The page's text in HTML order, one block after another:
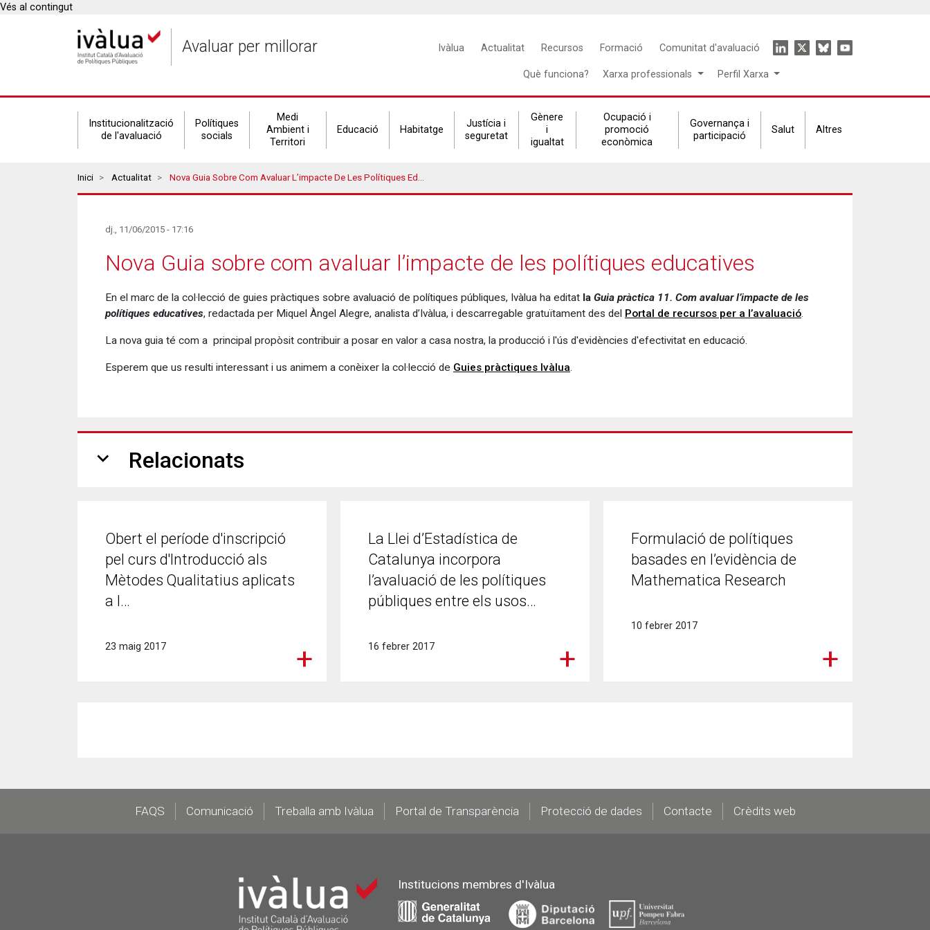
Vés al contingut
Avaluar per millorar
Main
navigation
Ivàlua Actualitat Recursos Formació Comunitat d'avaluació
Icon
menu
Què funciona? Xarxa professionals Perfil Xarxa
Secondary
navigation
Institucionalització
de l'avaluació
Polítiques
socials
Medi
Ambient i
Territori
Educació Habitatge
Justícia i
seguretat
Gènere
i
igualtat
Ocupació i
promoció
econòmica
Governança i
participació
Salut Altres
Breadcrumbs
Inici Actualitat Nova Guia Sobre Com Avaluar L’impacte De Les Polítiques Educatives
dj., 11/06/2015 - 17:16
Nova Guia sobre com avaluar l’impacte de les polítiques educatives
En el marc de la col·lecció de guies pràctiques sobre avaluació de polítiques públiques, Ivàlua ha editat la Guia pràctica 11. Com avaluar l’impacte de les
polítiques educatives, redactada per Miquel Àngel Alegre, analista d’Ivàlua, i descarregable gratuïtament des del Portal de recursos per a l’avaluació.
La nova guia té com a principal propòsit contribuir a posar en valor a casa nostra, la producció i l'ús d'evidències d'efectivitat en educació.
Esperem que us resulti interessant i us animem a conèixer la col·lecció de Guies pràctiques Ivàlua.
expand_more Relacionats
Obert el període d'inscripció
pel curs d'Introducció als
Mètodes Qualitatius aplicats
a l…
23 maig 2017
La Llei d’Estadística de
Catalunya incorpora
l’avaluació de les polítiques
públiques entre els usos…
16 febrer 2017
Formulació de polítiques
basades en l’evidència de
Mathematica Research
10 febrer 2017
FooterFAQS Comunicació Treballa amb Ivàlua Portal de Transparència Protecció de dades Contacte Crèdits web
Institucions membres d'Ivàlua